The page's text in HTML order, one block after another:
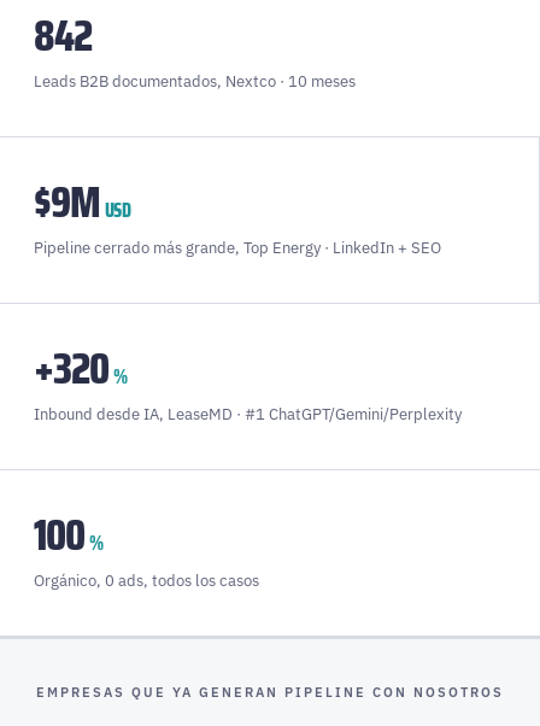
842
Leads B2B documentados, Nextco · 10 meses
$9M USD
Pipeline cerrado más grande, Top Energy · LinkedIn + SEO
+320%
Inbound desde IA, LeaseMD · #1 ChatGPT/Gemini/Perplexity
100%
Orgánico, 0 ads, todos los casos
EMPRESAS QUE YA GENERAN PIPELINE CON NOSOTROS